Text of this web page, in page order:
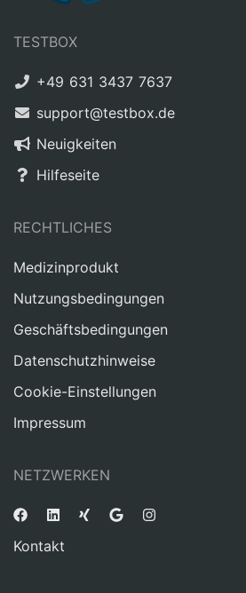
TESTBOX
+49 631 3437 7637
support@testbox.de
Neuigkeiten
Hilfeseite
RECHTLICHES
Medizinprodukt
Nutzungsbedingungen
Geschäftsbedingungen
Datenschutzhinweise
Cookie-Einstellungen
Impressum
NETZWERKEN
Kontakt